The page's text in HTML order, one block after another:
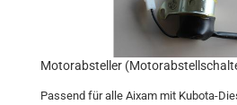
Motorabsteller
Passend für alle Aixam mit Kubota-